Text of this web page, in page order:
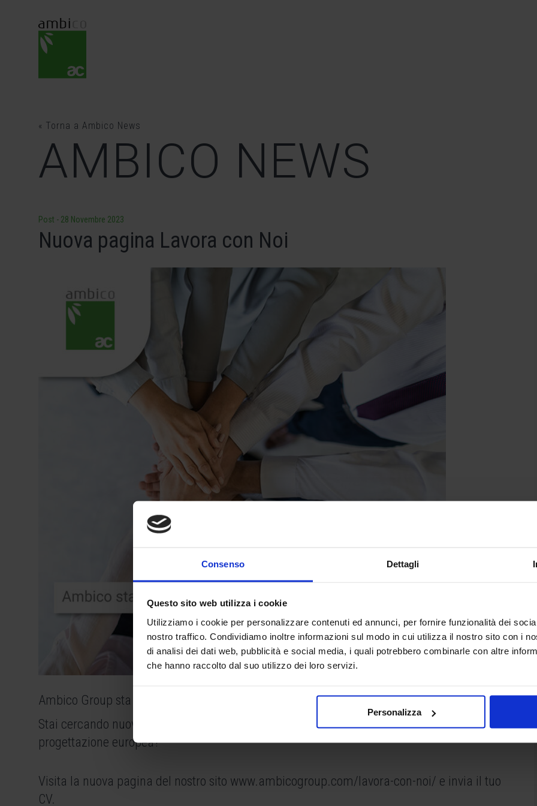
Consenso Dettagli
Questo sito web utilizza i cookie
Utilizziamo i cookie per personalizzare contenuti ed annunci, per fornire funzionalità dei
nostro traffico. Condividiamo inoltre informazioni sul modo in cui utilizza il nostro sito con i
di analisi dei dati web, pubblicità e social media, i quali potrebbero combinarle con altre
che hanno raccolto dal suo utilizzo dei loro servizi.
Personalizza
« Torna a Ambico News
AMBICO NEWS
Post - 28 Novembre 2023
Nuova pagina Lavora con Noi
Ambico Group sta crescendo, entra a far parte del nostro Team!
Stai cercando nuove opportunità di lavoro nel settore della finanza agevolata e della
progettazione europea?
Visita la nuova pagina del nostro sito www.ambicogroup.com/lavora-con-noi/ e invia il tuo
CV.